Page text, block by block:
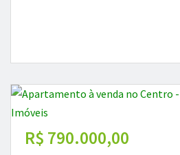
R$ 790.000,00